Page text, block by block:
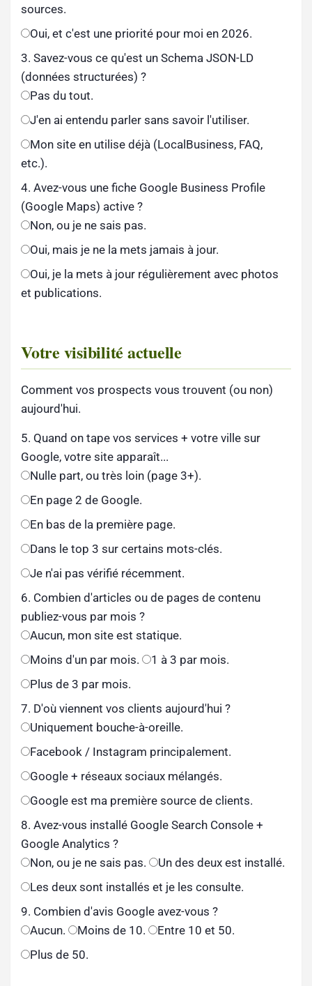
sources.
Oui, et c'est une priorité pour moi en 2026.
3. Savez-vous ce qu'est un Schema JSON-LD
(données structurées) ?
Pas du tout.
J'en ai entendu parler sans savoir l'utiliser.
Mon site en utilise déjà (LocalBusiness, FAQ,
etc.).
4. Avez-vous une fiche Google Business Profile
(Google Maps) active ?
Non, ou je ne sais pas.
Oui, mais je ne la mets jamais à jour.
Oui, je la mets à jour régulièrement avec photos
et publications.
Votre visibilité actuelle
Comment vos prospects vous trouvent (ou non)
aujourd'hui.
5. Quand on tape vos services + votre ville sur
Google, votre site apparaît...
Nulle part, ou très loin (page 3+).
En page 2 de Google.
En bas de la première page.
Dans le top 3 sur certains mots-clés.
Je n'ai pas vérifié récemment.
6. Combien d'articles ou de pages de contenu
publiez-vous par mois ?
Aucun, mon site est statique.
Moins d'un par mois.
1 à 3 par mois.
Plus de 3 par mois.
7. D'où viennent vos clients aujourd'hui ?
Uniquement bouche-à-oreille.
Facebook / Instagram principalement.
Google + réseaux sociaux mélangés.
Google est ma première source de clients.
8. Avez-vous installé Google Search Console +
Google Analytics ?
Non, ou je ne sais pas.
Un des deux est installé.
Les deux sont installés et je les consulte.
9. Combien d'avis Google avez-vous ?
Aucun.
Moins de 10.
Entre 10 et 50.
Plus de 50.